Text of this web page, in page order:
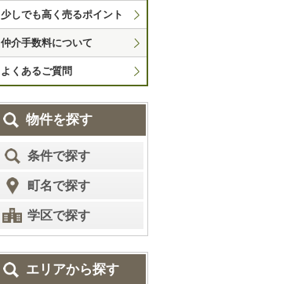
少しでも高く売るポイント
仲介手数料について
よくあるご質問
物件を探す
条件で探す
町名で探す
学区で探す
エリアから探す